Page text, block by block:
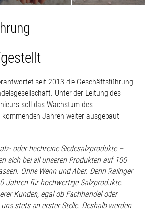
seit 2013 die Geschäftsführung
Unter der Leitung des
soll das Wachstum des
kommenden Jahren weiter ausgebaut
oder hochreine Siedesalzprodukte –
sich bei all unseren Produkten auf 100
Ohne Wenn und Aber. Denn Ralinger
Jahren für hochwertige Salzprodukte.
Kunden, egal ob Fachhandel oder
stets an erster Stelle. Deshalb werden